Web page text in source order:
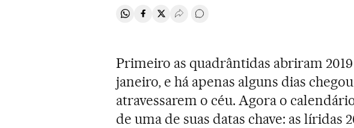
Compartir en Whatsapp
Compartir en Facebook
Compartir en Twitter
Desplegar Redes Sociales
Comentários
Primeiro as quadrântidas abriram
janeiro, e há apenas alguns dias
atravessarem o céu. Agora o
de uma de suas datas chave: as líridas